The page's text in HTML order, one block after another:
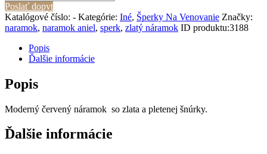
Poslať dopyt
Katalógové číslo: - Kategórie: Iné, Šperky Na Venovanie Značky:
naramok, naramok aniel, sperk, zlatý náramok ID produktu:3188
Popis
Ďalšie informácie
Popis
Moderný červený náramok so zlata a pletenej šnúrky.
Ďalšie informácie